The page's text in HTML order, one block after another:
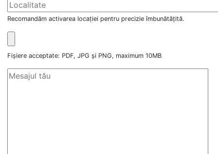
Recomandăm activarea locației pentru precizie îmbunătățită.
Fișiere acceptate: PDF, JPG și PNG, maximum 10MB